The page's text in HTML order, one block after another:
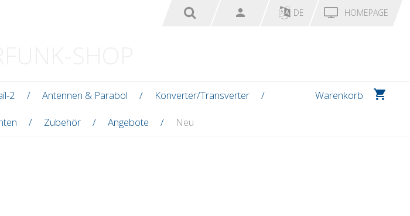
DE HOMEPAGE
Warenkorb
2 Antennen & Parabol
Konverter/Transverter
Zubehör Angebote Neu